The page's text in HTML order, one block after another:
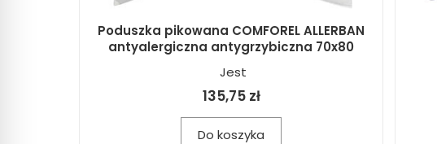
Poduszka pikowana COMFOREL ALLERBAN
antyalergiczna antygrzybiczna 70x80
Jest
135,75 zł
Do koszyka